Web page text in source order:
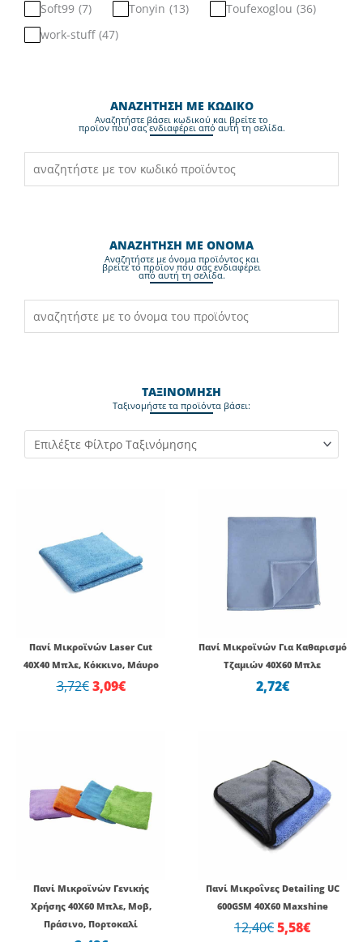
Soft99 (7) Tonyin (13) Toufexoglou (36)
work-stuff (47)
ΑΝΑΖΗΤΗΣΗ ΜΕ ΚΩΔΙΚΟ
Aναζητήστε βάσει κωδικού και βρείτε το
προϊον που σας ενδιαφέρει από αυτή τη σελίδα.
ΑΝΑΖΗΤΗΣΗ ΜΕ ΟΝΟΜΑ
Aναζητήστε με όνομα προϊόντος και
βρείτε το προϊον που σας ενδιαφέρει
από αυτή τη σελίδα.
ΤΑΞΙΝΟΜΗΣΗ
Ταξινομήστε τα προϊόντα βάσει:
Πανί Μικροϊνών Laser Cut
40Χ40 Μπλε, Κόκκινο, Μάυρο
3,72€
was:
3,72€.
3,09€
τιμή
είναι:
Πανί Μικροϊνών Για Καθαρισμό
Τζαμιών 40Χ60 Μπλε
2,72€
Πανί Μικροϊνών Γενικής
Χρήσης 40Χ60 Μπλε, Μοβ,
Πράσινο, Πορτοκαλί
Πανί Μικροΐνες Detailing UC
600GSM 40X60 Maxshine
12,40€
price
was:
12,40€.
5,58€
τιμή
είναι: